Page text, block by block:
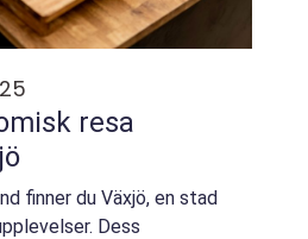
resa
finner du Växjö, en stad
Dess